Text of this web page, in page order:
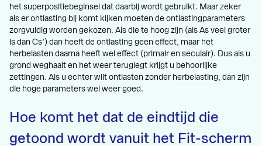
het superpositiebeginsel dat daarbij wordt gebruikt. Maar zeker
als er ontlasting bij komt kijken moeten de ontlastingparameters
zorgvuldig worden gekozen. Als die te hoog zijn (als As veel groter
is dan Cs’) dan heeft de ontlasting geen effect, maar het
herbelasten daarna heeft wel effect (primair en seculair). Dus als u
grond weghaalt en het weer teruglegt krijgt u behoorlijke
zettingen. Als u echter wilt ontlasten zonder herbelasting, dan zijn
die hoge parameters wel weer goed.
Hoe komt het dat de eindtijd die
getoond wordt vanuit het Fit-scherm